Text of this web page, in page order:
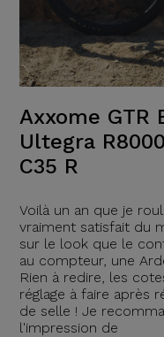
Axxome GTR
Ultegra
C35 R
Voilà un an que je
vraiment satisfait du
sur le look que le
au compteur, une
Rien à redire, les
réglage à faire après
de selle ! Je
l'impression de